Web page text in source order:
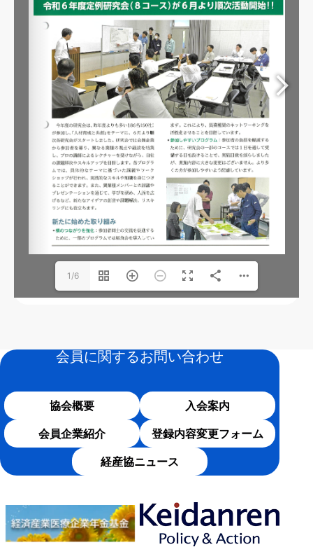
1/6
会員に関するお問い合わせ
協会概要
入会案内
会員企業紹介
登録内容変更フォーム
経産協ニュース